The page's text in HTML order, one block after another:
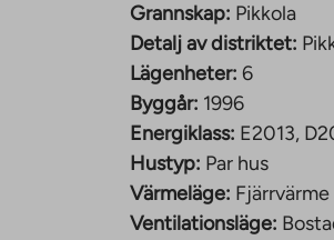
Grannskap: Pikkola
Detalj av distriktet:
Lägenheter: 6
Byggår: 1996
Energiklass: E2013,
Hustyp: Par hus
Värmeläge: Fjärrvärme
Ventilationsläge: